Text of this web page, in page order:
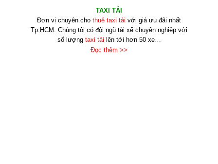
TAXI TẢI
Đơn vị chuyên cho thuê taxi tải với giá ưu đãi nhất
Tp.HCM. Chúng tôi có đội ngũ tài xế chuyên nghiệp với
số lượng taxi tải lên tới hơn 50 xe…
Đọc thêm >>